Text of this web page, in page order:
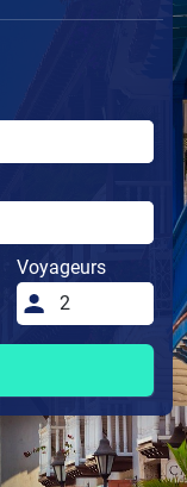
Voyageurs